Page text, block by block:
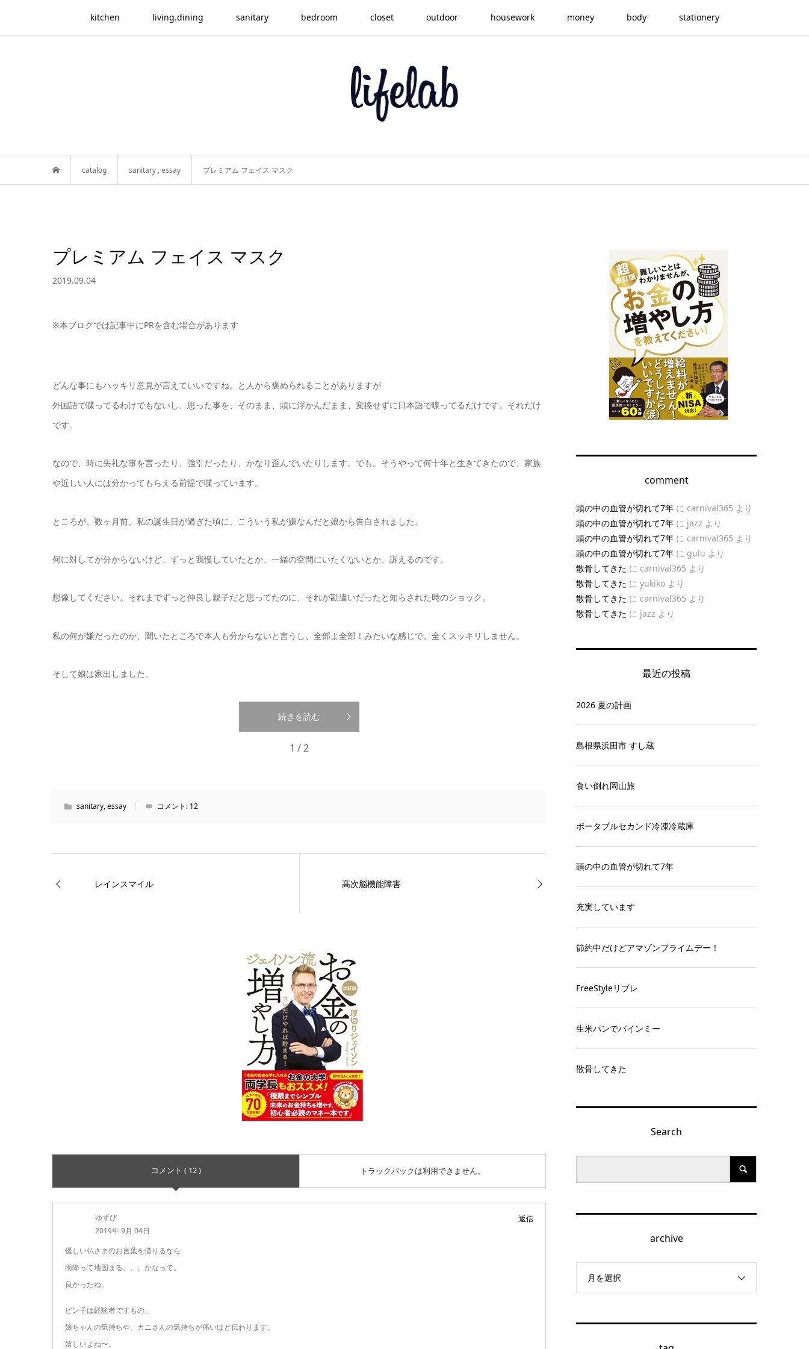
kitchen living.dining sanitary bedroom closet outdoor housework money body stationery
catalog sanitary ,essay プレミアム フェイス マスク
プレミアム フェイス マスク
2019.09.04
※本ブログでは記事中にPRを含む場合があります
どんな事にもハッキリ意見が言えていいですね。と人から褒められることがありますが
外国語で喋ってるわけでもないし、思った事を、そのまま、頭に浮かんだまま、変換せずに日本語で喋ってるだけです。それだけ
です。
なので、時に失礼な事を言ったり、強引だったり、かなり歪んでいたりします。でも。そうやって何十年と生きてきたので、家族
や近しい人には分かってもらえる前提で喋っています。
ところが、数ヶ月前、私の誕生日が過ぎた頃に、こういう私が嫌なんだと娘から告白されました。
何に対してか分からないけど、ずっと我慢していたとか、一緒の空間にいたくないとか、訴えるのです。
想像してください。それまでずっと仲良し親子だと思ってたのに、それが勘違いだったと知らされた時のショック。
私の何が嫌だったのか、聞いたところで本人も分からないと言うし、全部よ全部！みたいな感じで、全くスッキリしません。
そして娘は家出しました。
続きを読む
1 / 2
sanitary,essay コメント: 12
レインスマイル 高次脳機能障害
コメント ( 12 ) トラックバックは利用できません。
ゆずび
2019年 9月 04日
返信
優しい仏さまのお言葉を借りるなら
雨降って地固まる、、、かなって。
良かったね。
ピン子は経験者ですもの、
娘ちゃんの気持ちや、カニさんの気持ちが痛いほど伝わります。
嬉しいよね〜。
comment
頭の中の血管が切れて7年 に carnival365 より
頭の中の血管が切れて7年 に jazz より
頭の中の血管が切れて7年 に carnival365 より
頭の中の血管が切れて7年 に gulu より
散骨してきた に carnival365 より
散骨してきた に yukiko より
散骨してきた に carnival365 より
散骨してきた に jazz より
最近の投稿
2026 夏の計画
島根県浜田市 すし蔵
食い倒れ岡山旅
ポータブルセカンド冷凍冷蔵庫
頭の中の血管が切れて7年
充実しています
節約中だけどアマゾンプライムデー！
FreeStyleリブレ
生米パンでバインミー
散骨してきた
Search
archive
月を選択